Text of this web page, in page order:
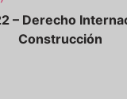
– Derecho
Construcción